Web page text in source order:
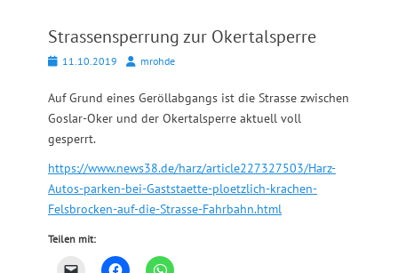
Strassensperrung zur Okertalsperre
Posted11.10.2019 Autormrohde
Auf Grund eines Geröllabgangs ist die Strasse zwischen
Goslar-Oker und der Okertalsperre aktuell voll
gesperrt.
https://www.news38.de/harz/article227327503/Harz-
Autos-parken-bei-Gaststaette-ploetzlich-krachen-
Felsbrocken-auf-die-Strasse-Fahrbahn.html
Teilen mit: